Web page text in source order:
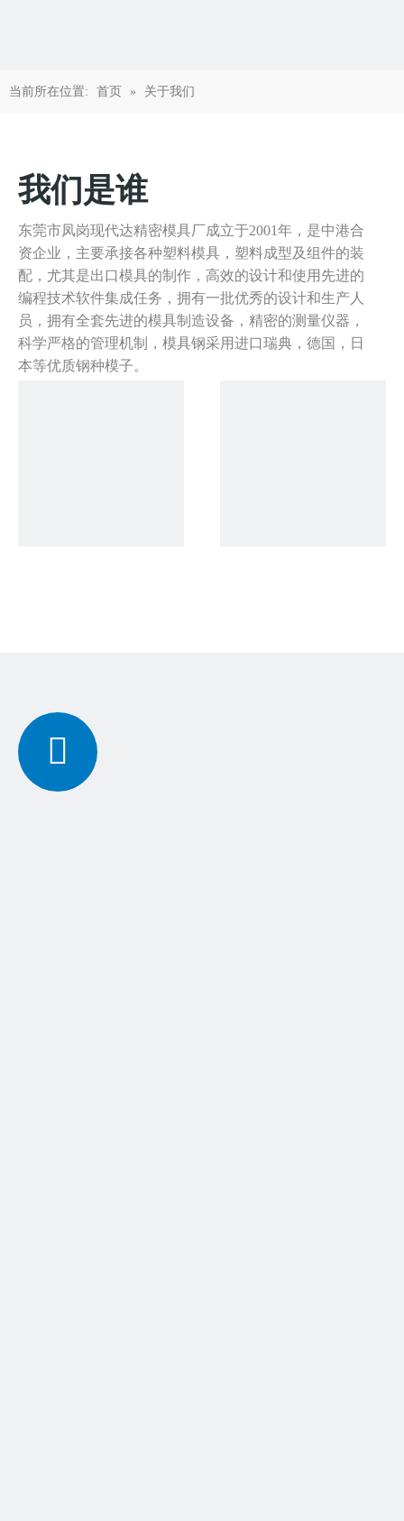
当前所在位置: 首页 » 关于我们
我们是谁
东莞市凤岗现代达精密模具厂成立于2001年，是中港合
资企业，主要承接各种塑料模具，塑料成型及组件的装
配，尤其是出口模具的制作，高效的设计和使用先进的
编程技术软件集成任务，拥有一批优秀的设计和生产人
员，拥有全套先进的模具制造设备，精密的测量仪器，
科学严格的管理机制，模具钢采用进口瑞典，德国，日
本等优质钢种模子。